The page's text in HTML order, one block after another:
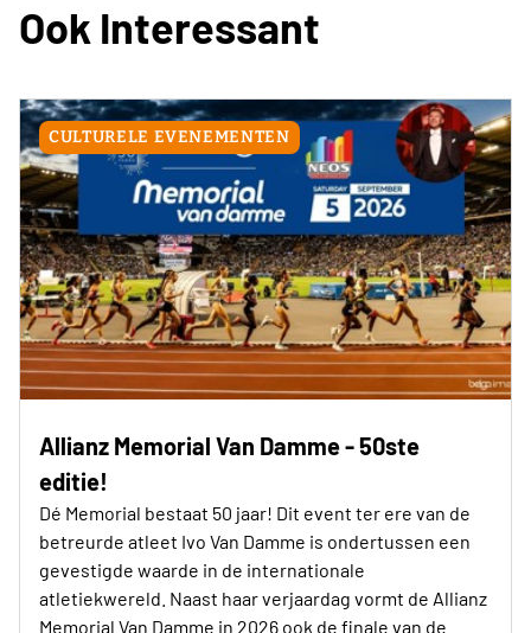
Ook Interessant
CULTURELE EVENEMENTEN
Allianz Memorial Van Damme - 50ste
editie!
Dé Memorial bestaat 50 jaar! Dit event ter ere van de
betreurde atleet Ivo Van Damme is ondertussen een
gevestigde waarde in de internationale
atletiekwereld. Naast haar verjaardag vormt de Allianz
Memorial Van Damme in 2026 ook de finale van de